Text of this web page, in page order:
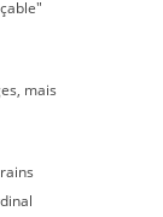
mais